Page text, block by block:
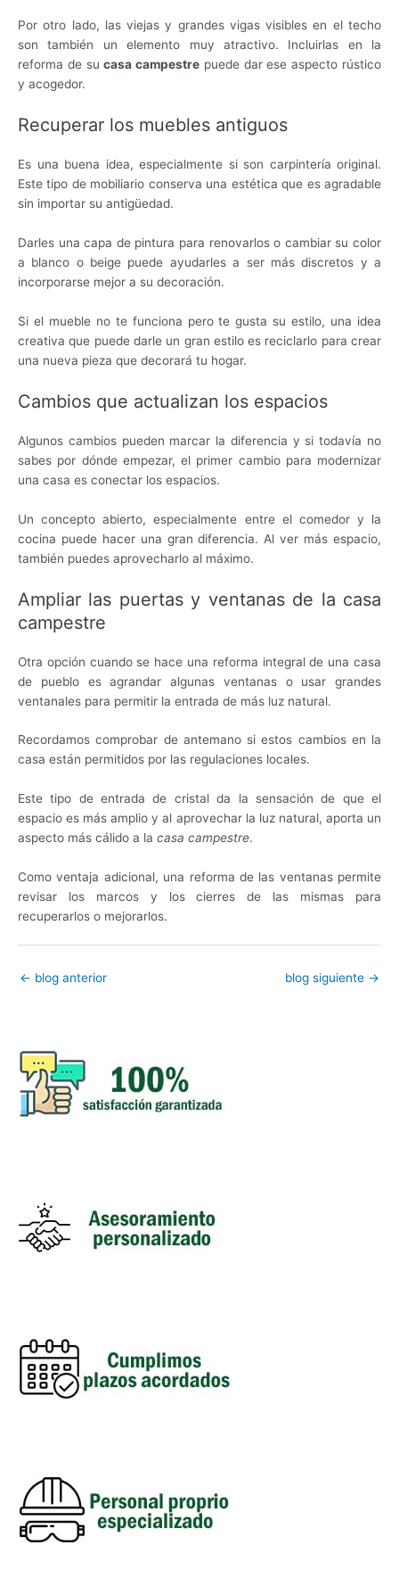
Por otro lado, las viejas y grandes vigas visibles en el techo
son también un elemento muy atractivo. Incluirlas en la
reforma de sucasa campestre puede dar ese aspecto rústico
y acogedor.
Recuperar los muebles antiguos
Es una buena idea, especialmente si son carpintería original.
Este tipo de mobiliario conserva una estética que es agradable
sin importar su antigüedad.
Darles una capa de pintura para renovarlos o cambiar su color
a blanco o beige puede ayudarles a ser más discretos y a
incorporarse mejor a su decoración.
Si el mueble no te funciona pero te gusta su estilo, una idea
creativa que puede darle un gran estilo es reciclarlo para crear
una nueva pieza que decorará tu hogar.
Cambios que actualizan los espacios
Algunos cambios pueden marcar la diferencia y si todavía no
sabes por dónde empezar, el primer cambio para modernizar
una casa es conectar los espacios.
Un concepto abierto, especialmente entre el comedor y la
cocina puede hacer una gran diferencia. Al ver más espacio,
también puedes aprovecharlo al máximo.
Ampliar las puertas y ventanas de la casa
campestre
Otra opción cuando se hace una reforma integral de una casa
de pueblo es agrandar algunas ventanas o usar grandes
ventanales para permitir la entrada de más luz natural.
Recordamos comprobar de antemano si estos cambios en la
casa están permitidos por las regulaciones locales.
Este tipo de entrada de cristal da la sensación de que el
espacio es más amplio y al aprovechar la luz natural, aporta un
aspecto más cálido a la casa campestre.
Como ventaja adicional, una reforma de las ventanas permite
revisar los marcos y los cierres de las mismas para
recuperarlos o mejorarlos.
← blog anterior blog siguiente →